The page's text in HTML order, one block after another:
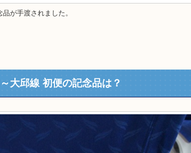
が手渡されました。
大邱線 初便の記念品は？